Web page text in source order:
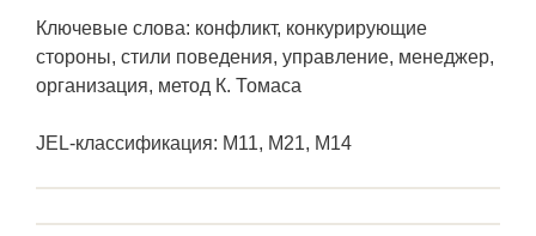
Ключевые слова: конфликт, конкурирующие
стороны, стили поведения, управление, менеджер,
организация, метод К. Томаса
JEL-классификация: M11, M21, M14